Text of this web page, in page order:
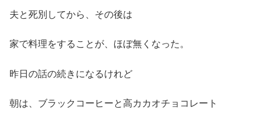
夫と死別してから、その後は
家で料理をすることが、ほぼ無くなった。
昨日の話の続きになるけれど
朝は、ブラックコーヒーと高カカオチョコレート